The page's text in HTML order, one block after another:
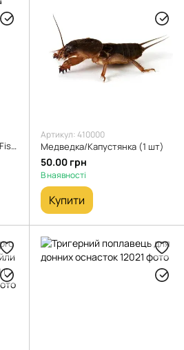
Монтаж Макушатник Gruz Fish Dnipro з 2 гачками на лідкорі (на кліпсі) 40 г, чорний
Артикул: 410000
Медведка/Капустянка (1 шт)
50.00 грн
В наявності
Купити